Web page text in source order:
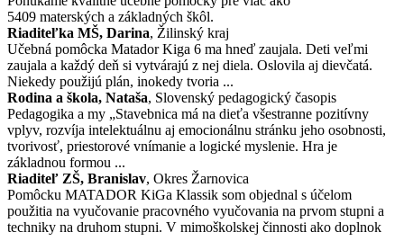
5409 materských a základných škôl.
Riaditeľka MŠ, Darina, Žilinský kraj
Učebná pomôcka Matador Kiga 6 ma hneď zaujala. Deti veľmi
zaujala a každý deň si vytvárajú z nej diela. Oslovila aj dievčatá.
Niekedy použijú plán, inokedy tvoria ...
Rodina a škola, Nataša, Slovenský pedagogický časopis
Pedagogika a my „Stavebnica má na dieťa všestranne pozitívny
vplyv, rozvíja intelektuálnu aj emocionálnu stránku jeho osobnosti,
tvorivosť, priestorové vnímanie a logické myslenie. Hra je
základnou formou ...
Riaditeľ ZŠ, Branislav, Okres Žarnovica
Pomôcku MATADOR KiGa Klassik som objednal s účelom
použitia na vyučovanie pracovného vyučovania na prvom stupni a
techniky na druhom stupni. V mimoškolskej činnosti ako doplnok